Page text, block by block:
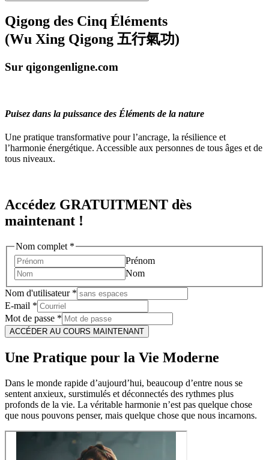
Qigong des Cinq Éléments
(Wu Xing Qigong 五行氣功)
Sur qigongenligne.com
Puisez dans la puissance des Éléments de la nature
Une pratique transformative pour l’ancrage, la résilience et
l’harmonie énergétique. Accessible aux personnes de tous âges et de
tous niveaux.
Accédez GRATUITMENT dès
maintenant !
d'utilisateur
passe
Nom
Nom complet *
Prénom
Nom
Nom d'utilisateur *
E-mail *
Mot de passe *
ACCÉDER AU COURS MAINTENANT
Une Pratique pour la Vie Moderne
Dans le monde rapide d’aujourd’hui, beaucoup d’entre nous se
sentent anxieux, surstimulés et déconnectés des rythmes plus
profonds de la vie. La véritable harmonie n’est pas quelque chose
que nous pouvons penser, mais quelque chose que nous incarnons.